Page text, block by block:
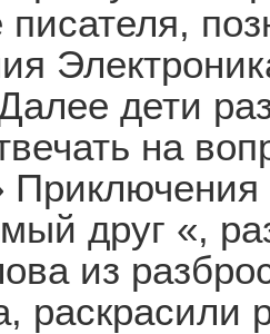
писателя,
дети
на
друг «,
из
раскрасили